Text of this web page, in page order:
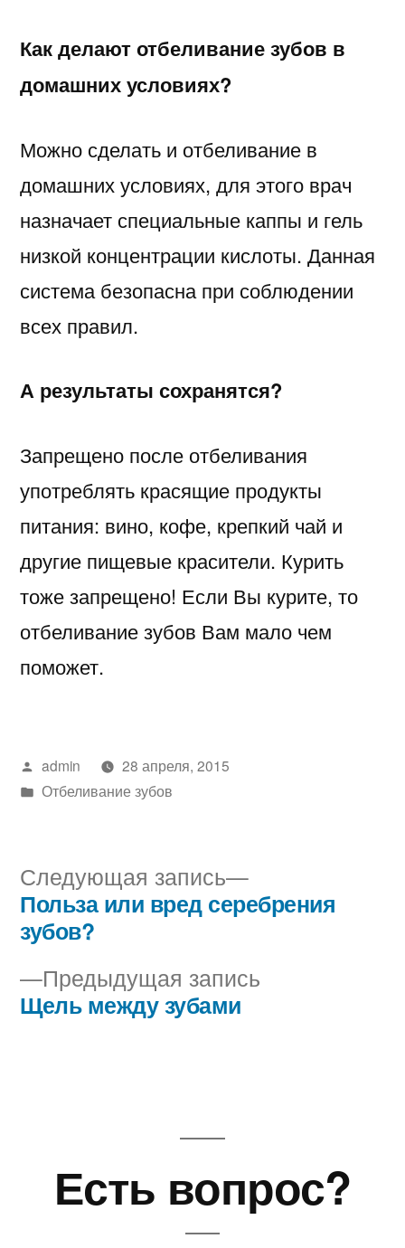
Как делают отбеливание зубов в
домашних условиях?
Можно сделать и отбеливание в
домашних условиях, для этого врач
назначает специальные каппы и гель
низкой концентрации кислоты. Данная
система безопасна при соблюдении
всех правил.
А результаты сохранятся?
Запрещено после отбеливания
употреблять красящие продукты
питания: вино, кофе, крепкий чай и
другие пищевые красители. Курить
тоже запрещено! Если Вы курите, то
отбеливание зубов Вам мало чем
поможет.
Написано
автором
admin
28 апреля, 2015
Написано
Отбеливание зубов
Навигация
записям
Предыдущая запись
Щель между зубами
Следующая запись
Следующая
запись:
Польза или вред серебрения
зубов?
Есть вопрос?